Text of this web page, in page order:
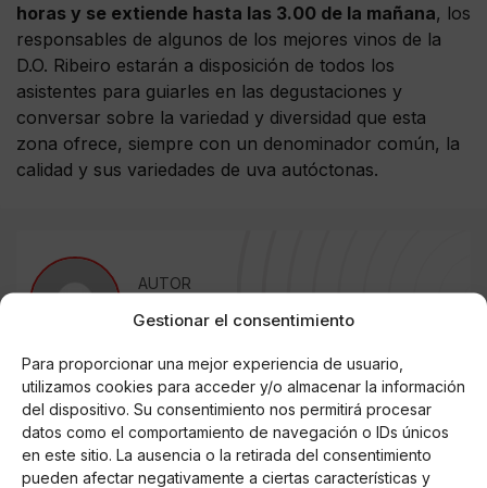
Gestionar el consentimiento
Para proporcionar una mejor experiencia de usuario,
utilizamos cookies para acceder y/o almacenar la información
del dispositivo. Su consentimiento nos permitirá procesar
datos como el comportamiento de navegación o IDs únicos
en este sitio. La ausencia o la retirada del consentimiento
pueden afectar negativamente a ciertas características y
horas y se extiende hasta las 3.00 de la mañana, los
responsables de algunos de los mejores vinos de la
D.O. Ribeiro estarán a disposición de todos los
asistentes para guiarles en las degustaciones y
conversar sobre la variedad y diversidad que esta
zona ofrece, siempre con un denominador común, la
calidad y sus variedades de uva autóctonas.
AUTOR
Fernando Rodríguez Estévez
Noticias relacionadas
Online Casino
Mejores Cripto Casinos Online en
Colombia 2025: Bitcoin Casinos